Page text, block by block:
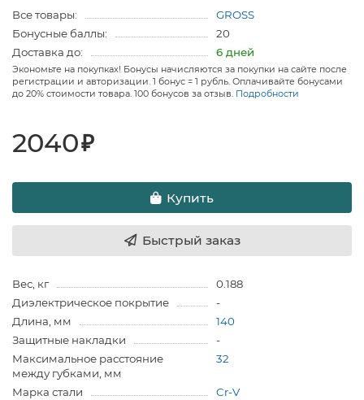
Все товары:
GROSS
Бонусные баллы:
20
Доставка до:
6 дней
Экономьте на покупках! Бонусы начисляются за покупки на сайте после
регистрации и авторизации. 1 бонус = 1 рубль. Оплачивайте бонусами
до 20% стоимости товара. 100 бонусов за отзыв. Подробности
2040₽
Купить
Быстрый заказ
Вес, кг
0.188
Диэлектрическое покрытие
-
Длина, мм
140
Защитные накладки
-
Максимальное расстояние
между губками, мм
32
Марка стали
Cr-V